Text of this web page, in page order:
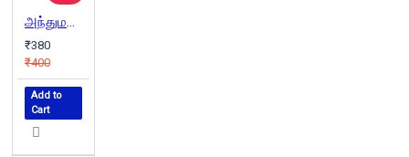
அந்துமணி பதில்கள்
₹380
₹400
Add to
Cart